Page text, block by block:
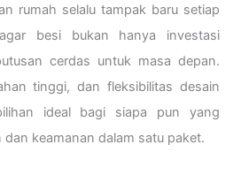
rumah selalu tampak baru setiap
besi bukan hanya investasi
cerdas untuk masa depan.
tinggi, dan fleksibilitas desain
ideal bagi siapa pun yang
keamanan dalam satu paket.